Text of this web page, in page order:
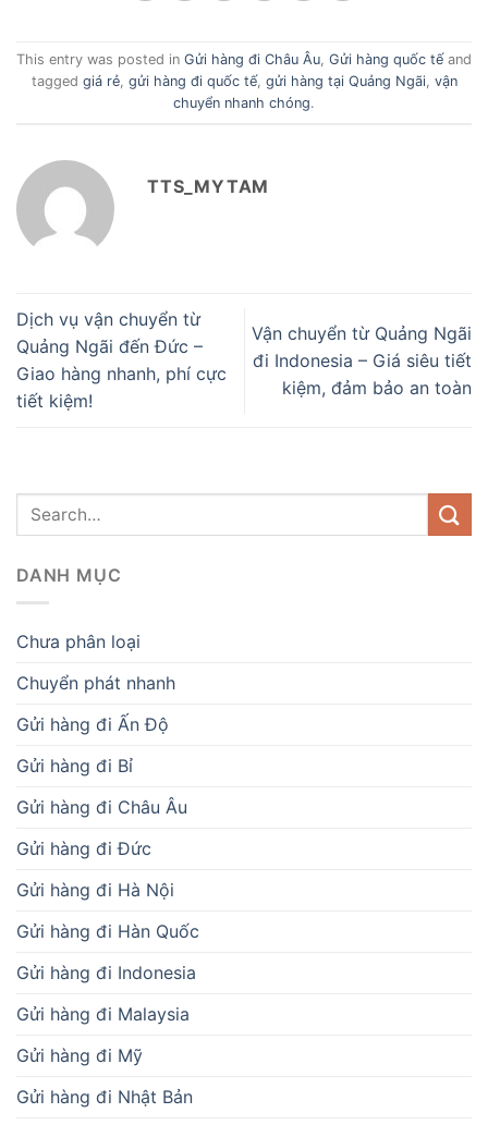
This entry was posted in Gửi hàng đi Châu Âu, Gửi hàng quốc tế and
tagged giá rẻ, gửi hàng đi quốc tế, gửi hàng tại Quảng Ngãi, vận
chuyển nhanh chóng.
TTS_MYTAM
Dịch vụ vận chuyển từ
Quảng Ngãi đến Đức –
Giao hàng nhanh, phí cực
tiết kiệm!
Vận chuyển từ Quảng Ngãi
đi Indonesia – Giá siêu tiết
kiệm, đảm bảo an toàn
DANH MỤC
Chưa phân loại
Chuyển phát nhanh
Gửi hàng đi Ấn Độ
Gửi hàng đi Bỉ
Gửi hàng đi Châu Âu
Gửi hàng đi Đức
Gửi hàng đi Hà Nội
Gửi hàng đi Hàn Quốc
Gửi hàng đi Indonesia
Gửi hàng đi Malaysia
Gửi hàng đi Mỹ
Gửi hàng đi Nhật Bản